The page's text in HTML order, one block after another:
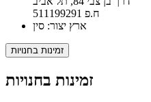
ח.פ 511199291
ארץ יצור: סין
זמינות בחנויות
זמינות בחנויות